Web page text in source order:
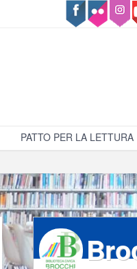
PATTO PER LA LETTURA